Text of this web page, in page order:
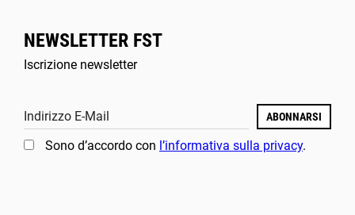
NEWSLETTER FST
Iscrizione newsletter
Indirizzo E-Mail ABONNARSI
Sono d’accordo con l’informativa sulla privacy.